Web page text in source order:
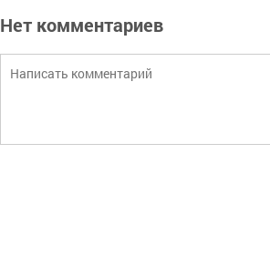
Нет комментариев